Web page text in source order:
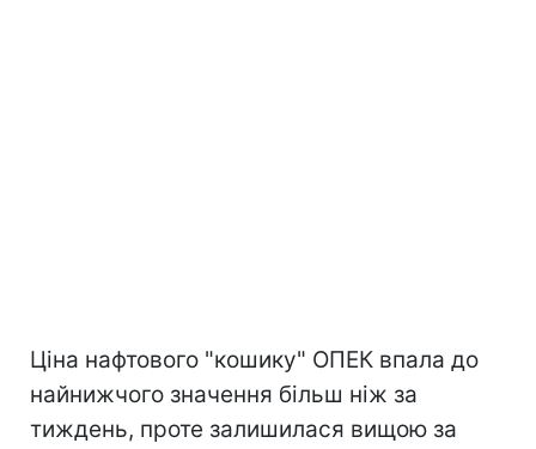
Ціна нафтового "кошику" ОПЕК впала до
найнижчого значення більш ніж за
тиждень, проте залишилася вищою за